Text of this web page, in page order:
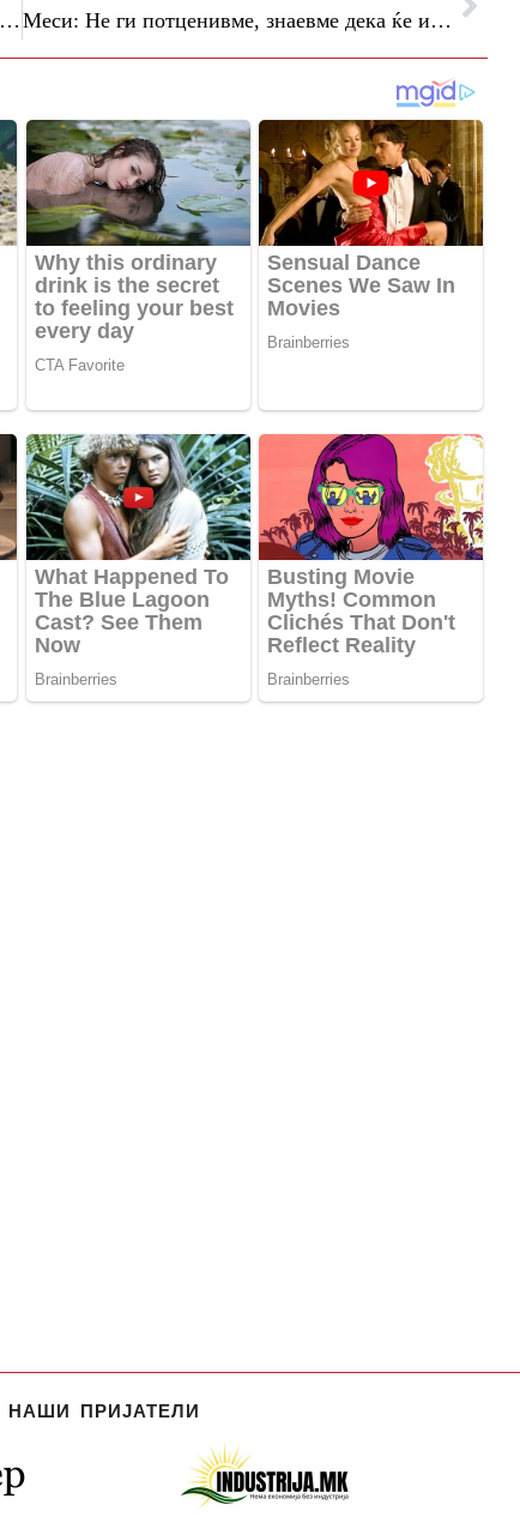
(Видео) Египет на пенали се пласираше во осминафиналето на Светското првенство Меси: Не ги потценивме, знаевме дека ќе играме тежок меч
НАШИ ПРИЈАТЕЛИ